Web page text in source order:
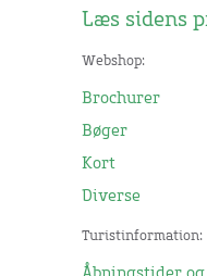
Læs sidens
Webshop:
Brochurer
Bøger
Kort
Diverse
Turistinformation: